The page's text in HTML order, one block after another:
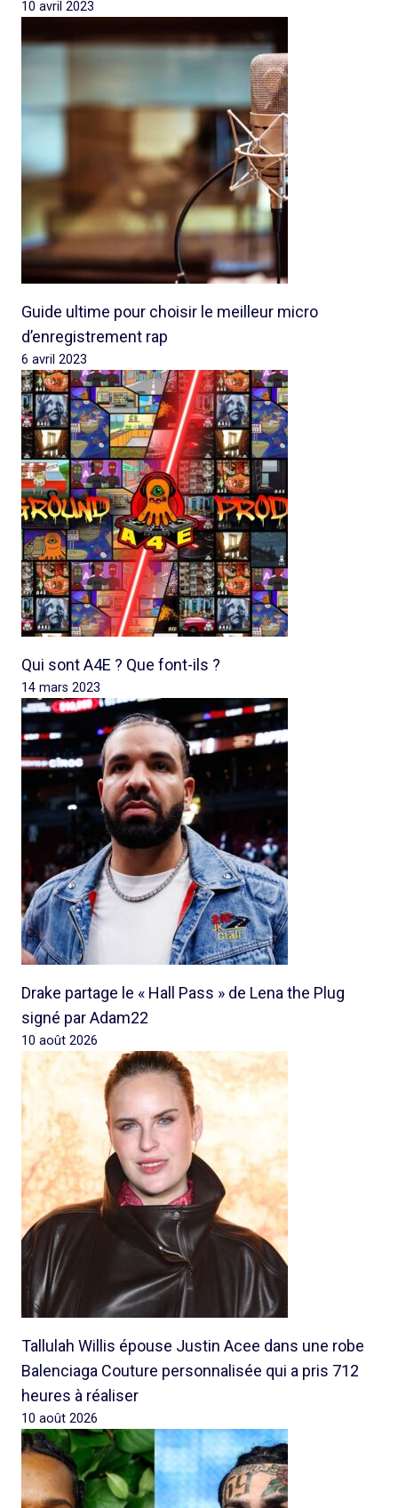
10 avril 2023
Guide ultime pour choisir le meilleur micro
d’enregistrement rap
6 avril 2023
Qui sont A4E ? Que font-ils ?
14 mars 2023
Drake partage le « Hall Pass » de Lena the Plug
signé par Adam22
10 août 2026
Tallulah Willis épouse Justin Acee dans une robe
Balenciaga Couture personnalisée qui a pris 712
heures à réaliser
10 août 2026